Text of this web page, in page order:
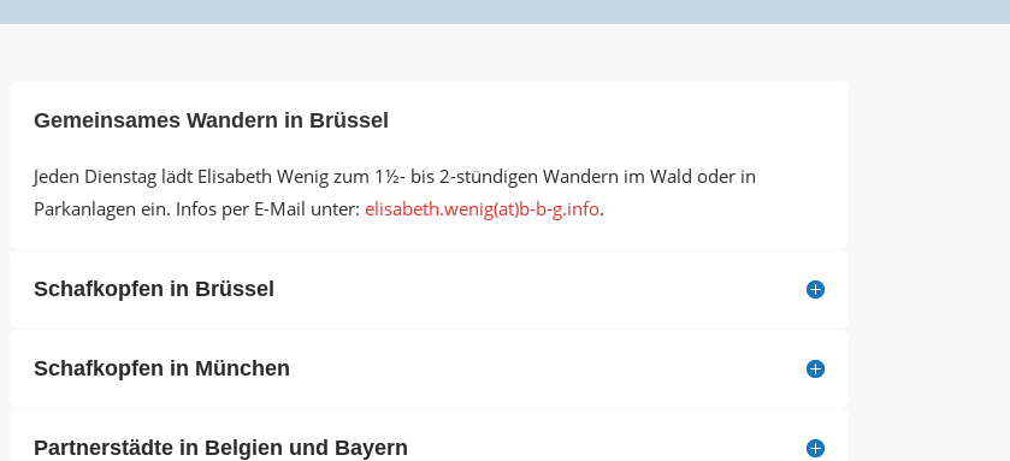
Gemeinsames Wandern in Brüssel
Jeden Dienstag lädt Elisabeth Wenig zum 1½- bis 2-stündigen Wandern im Wald oder in
Parkanlagen ein. Infos per E-Mail unter: elisabeth.wenig(at)b-b-g.info.
Schafkopfen in Brüssel
Schafkopfen in München
Partnerstädte in Belgien und Bayern